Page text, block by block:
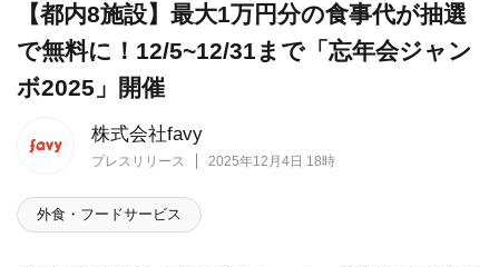
株式会社favy
プレスリリース 2025年12月4日 18時
【都内8施設】最大1万円分の食事代が抽選
で無料に！12/5~12/31まで「忘年会ジャン
ボ2025」開催
外食・フードサービス